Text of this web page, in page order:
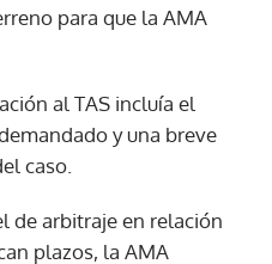
para que la AMA
al TAS incluía el
y una breve
caso.
de arbitraje en relación
plazos, la AMA